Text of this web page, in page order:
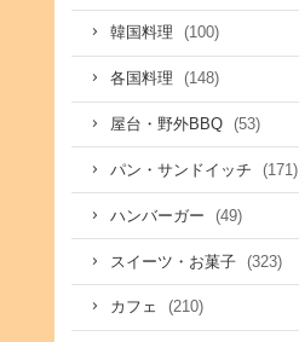
韓国料理 (100)
各国料理 (148)
屋台・野外BBQ (53)
パン・サンドイッチ (171)
ハンバーガー (49)
スイーツ・お菓子 (323)
カフェ (210)